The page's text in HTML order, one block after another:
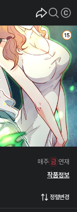
매주 금 연재
작품정보
정렬변경